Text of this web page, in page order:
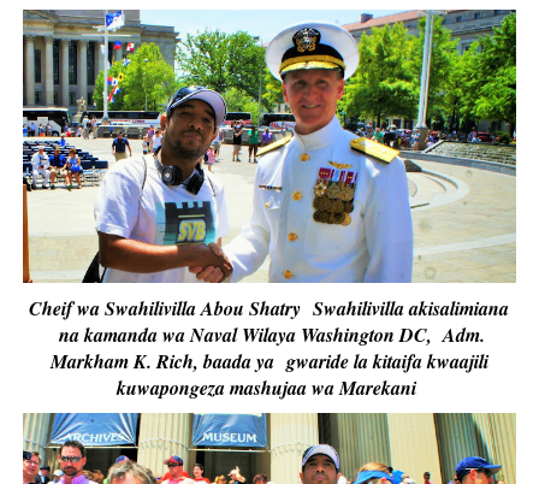
Cheif wa Swahilivilla Abou Shatry Swahilivilla akisalimiana
na kamanda wa Naval Wilaya Washington DC, Adm.
Markham K. Rich, baada ya gwaride la kitaifa kwaajili
kuwapongeza mashujaa wa Marekani